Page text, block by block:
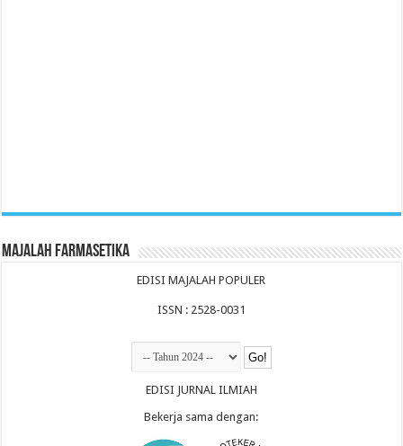
Majalah Farmasetika
EDISI MAJALAH POPULER
ISSN : 2528-0031
EDISI JURNAL ILMIAH
Bekerja sama dengan: